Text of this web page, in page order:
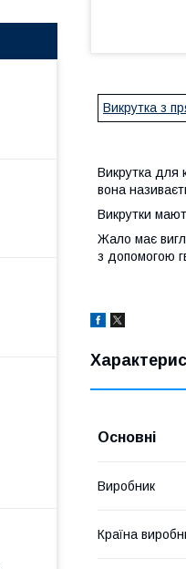
Викрутка з
Викрутка для
вона
Викрутки
Жало має
з допомогою
Основні
Виробник
Країна